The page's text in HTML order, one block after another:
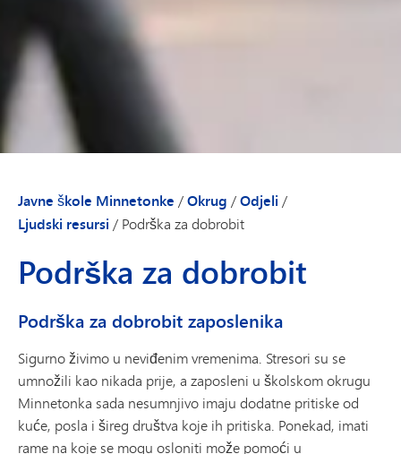
Javne škole Minnetonke /Okrug /Odjeli /
Ljudski resursi / Podrška za dobrobit
Podrška za dobrobit
Podrška za dobrobit zaposlenika
Sigurno živimo u neviđenim vremenima. Stresori su se
umnožili kao nikada prije, a zaposleni u školskom okrugu
Minnetonka sada nesumnjivo imaju dodatne pritiske od
kuće, posla i šireg društva koje ih pritiska. Ponekad, imati
rame na koje se mogu osloniti može pomoći u